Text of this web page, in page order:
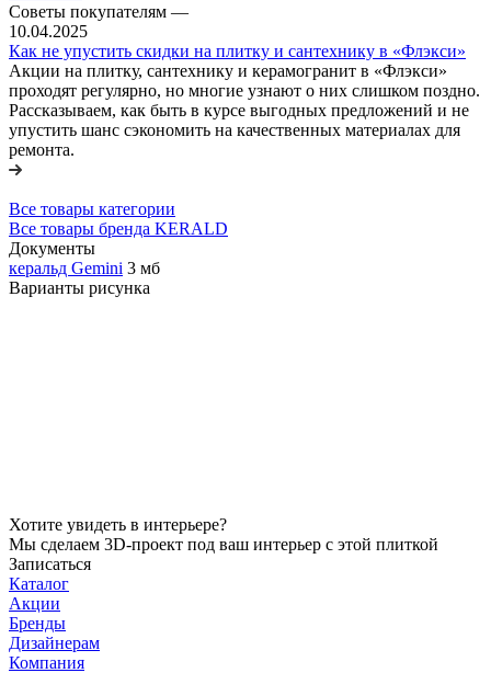
Советы покупателям —
10.04.2025
Как не упустить скидки на плитку и сантехнику в «Флэкси»
Акции на плитку, сантехнику и керамогранит в «Флэкси»
проходят регулярно, но многие узнают о них слишком поздно.
Рассказываем, как быть в курсе выгодных предложений и не
упустить шанс сэкономить на качественных материалах для
ремонта.
Все товары категории
Все товары бренда KERALD
Документы
керальд Gemini 3 мб
Варианты рисунка
Хотите увидеть в интерьере?
Мы сделаем 3D-проект под ваш интерьер с этой плиткой
Записаться
Каталог
Акции
Бренды
Дизайнерам
Компания